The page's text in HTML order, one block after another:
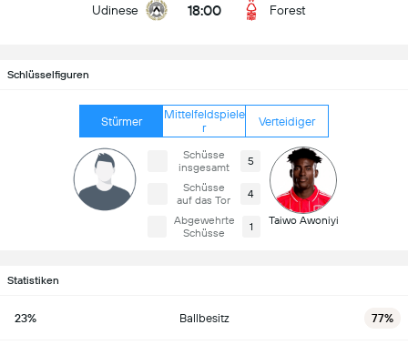
Udinese 18:00 Forest
Schlüsselfiguren
Stürmer
Mittelfeldspiele
r
Verteidiger
Schüsse
insgesamt
5
Schüsse
auf das Tor
4
Abgewehrte
Schüsse
1 Taiwo Awoniyi
Statistiken
23% Ballbesitz 77%